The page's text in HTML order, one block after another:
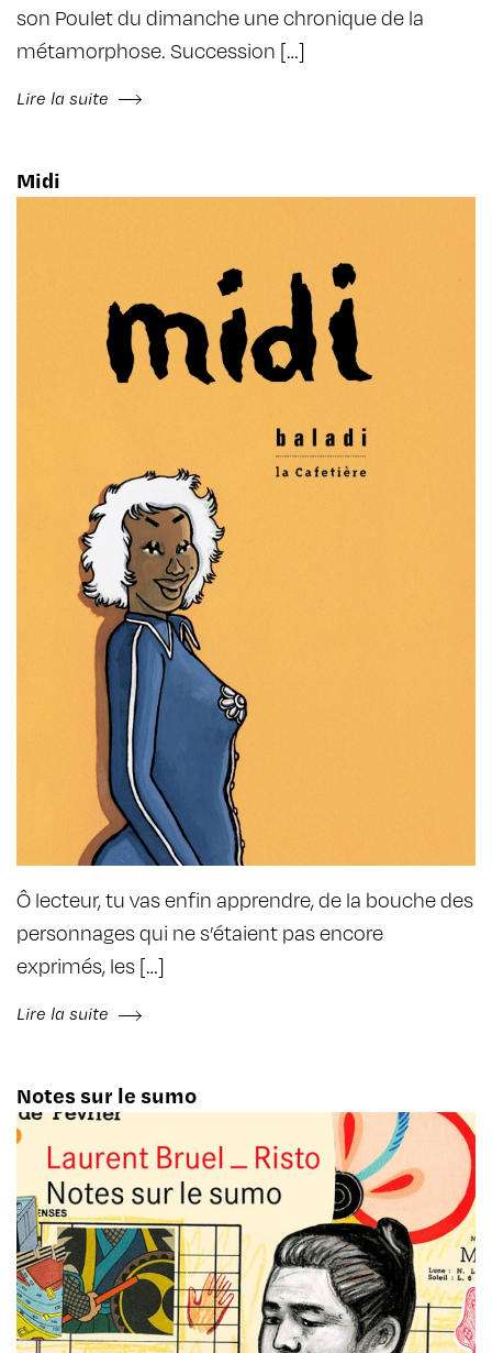
son Poulet du dimanche une chronique de la
métamorphose. Succession […]
Lire la suite
Midi
Ô lecteur, tu vas enfin apprendre, de la bouche des
personnages qui ne s’étaient pas encore
exprimés, les […]
Lire la suite
Notes sur le sumo